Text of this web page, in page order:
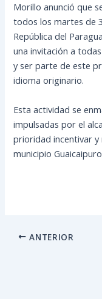
Morillo anunció que
todos los martes de
República del
una invitación a
y ser parte de este
idioma originario.
Esta actividad se
impulsadas por el
prioridad incentivar y
municipio
ANTERIOR